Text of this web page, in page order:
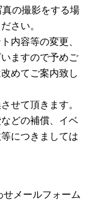
の撮影をする場
さい。
内容等の変更、
ますので予めご
めてご案内致し
せて頂きます。
どの補償、イベ
につきましては
メールフォーム